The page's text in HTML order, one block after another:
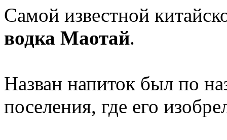
Самой известной
водка Маотай.
Назван напиток был по
поселения, где его